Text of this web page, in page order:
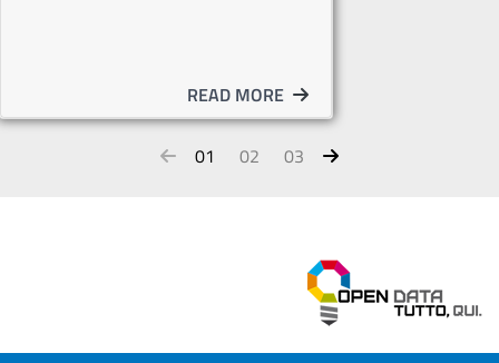
READ MORE
01 02 03